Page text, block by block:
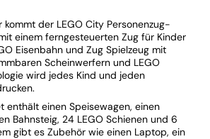
kommt der LEGO City Personenzug-
einem ferngesteuerten Zug für Kinder
Eisenbahn und Zug Spielzeug mit
Scheinwerfern und LEGO
wird jedes Kind und jeden
enthält einen Speisewagen, einen
Bahnsteig, 24 LEGO Schienen und 6
gibt es Zubehör wie einen Laptop, ein